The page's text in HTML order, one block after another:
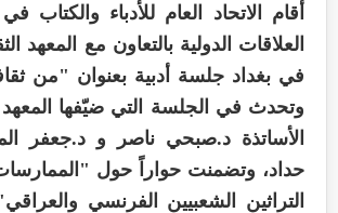
أقام الاتحاد العام للأدباء والكتاب
العلاقات الدولية بالتعاون مع المعهد
في بغداد جلسة أدبية بعنوان "من
وتحدث في الجلسة التي ضيّفها
الأساتذة د.صبحي ناصر و د.جعفر
حداد، وتضمنت حواراً حول
التراثين الشعبيين الفرنسي